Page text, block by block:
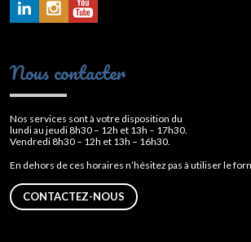
Nous contacter
Nos services sont à votre disposition du
lundi au jeudi 8h30 – 12h et 13h – 17h30.
Vendredi 8h30 – 12h et 13h – 16h30.
En dehors de ces horaires n’hésitez pas à utiliser le
CONTACTEZ-NOUS